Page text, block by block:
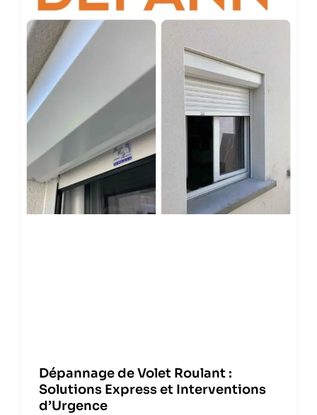
Dépannage de Volet Roulant :
Solutions Express et Interventions
d’Urgence